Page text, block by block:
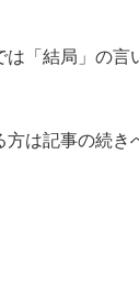
は「結局」の言
方は記事の続き